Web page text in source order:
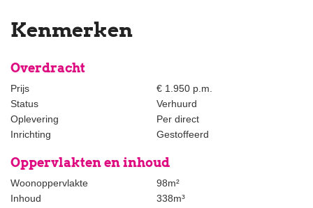
Living/dining room approx. 12.50x3.55 with open kitchen.
Study rear side approx. 3.50x2.00.
balcony.
Open kitchen, fully equipped with appliances including oven, gas
cooktop with 6 burners, extractor, fridge, freezer, microwave and
dishwasher. All new!
Bathroom approx. 3.85x2.15 with bath, shower, double washbasin
and heated towel rail/radiator.
Separate toilet.
Kenmerken
Overdracht
Prijs
€ 1.950 p.m.
Status
Verhuurd
Oplevering
Per direct
Inrichting
Gestoffeerd
Oppervlakten en inhoud
Woonoppervlakte
98m²
Inhoud
338m³